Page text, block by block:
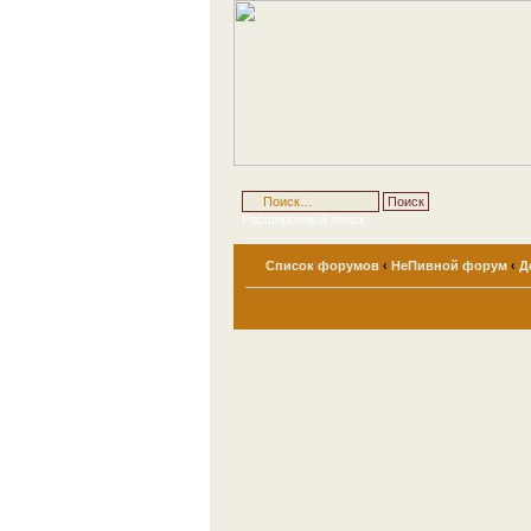
Расширенный поиск
Список форумов ‹ НеПивной форум ‹